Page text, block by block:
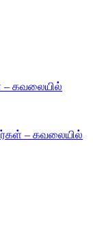
– கவலையில்
– கவலையில்